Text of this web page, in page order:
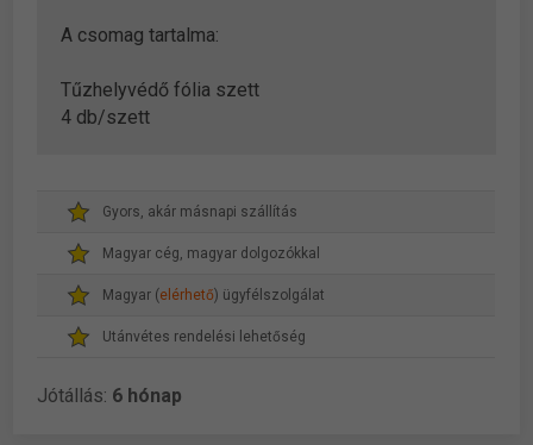
A csomag tartalma:
Tűzhelyvédő fólia szett
4 db/szett
Gyors, akár másnapi szállítás
Magyar cég, magyar dolgozókkal
Magyar (elérhető) ügyfélszolgálat
Utánvétes rendelési lehetőség
Jótállás: 6 hónap